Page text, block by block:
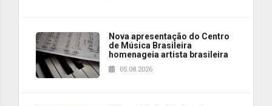
Nova apresentação do Centro
de Música Brasileira
homenageia artista brasileira
05.08.2026